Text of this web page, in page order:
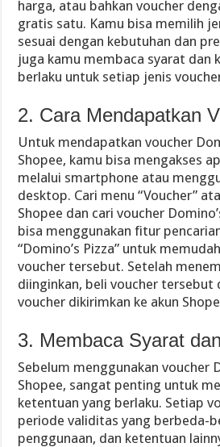
harga, atau bahkan voucher
gratis satu. Kamu bisa memilih
sesuai dengan kebutuhan dan
juga kamu membaca syarat dan
berlaku untuk setiap jenis
2. Cara Mendapatkan
Untuk mendapatkan voucher
Shopee, kamu bisa mengakses
melalui smartphone atau
desktop. Cari menu “Voucher”
Shopee dan cari voucher
bisa menggunakan fitur
“Domino’s Pizza” untuk
voucher tersebut. Setelah
diinginkan, beli voucher tersebut
voucher dikirimkan ke akun
3. Membaca Syarat
Sebelum menggunakan voucher
Shopee, sangat penting untuk
ketentuan yang berlaku. Setiap
periode validitas yang berbeda-
penggunaan, dan ketentuan